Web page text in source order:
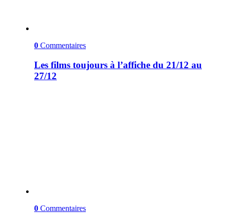
0 Commentaires
Les films toujours à l’affiche du 21/12 au
27/12
0 Commentaires